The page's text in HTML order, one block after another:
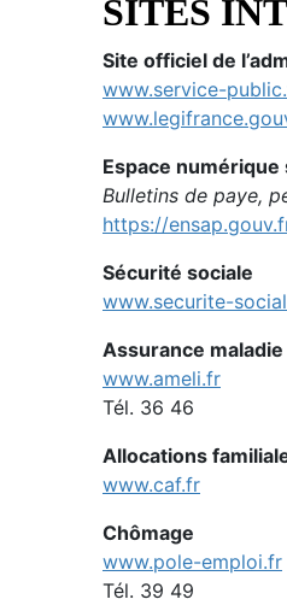
SITES
Site officiel de
www.service-
Espace
Bulletins de paye,
https://
Sécurité sociale
www.securite-
Assurance maladie
www.ameli.fr
Tél. 36 46
Allocations
www.caf.fr
Chômage
www.pole-emploi.fr
Tél. 39 49